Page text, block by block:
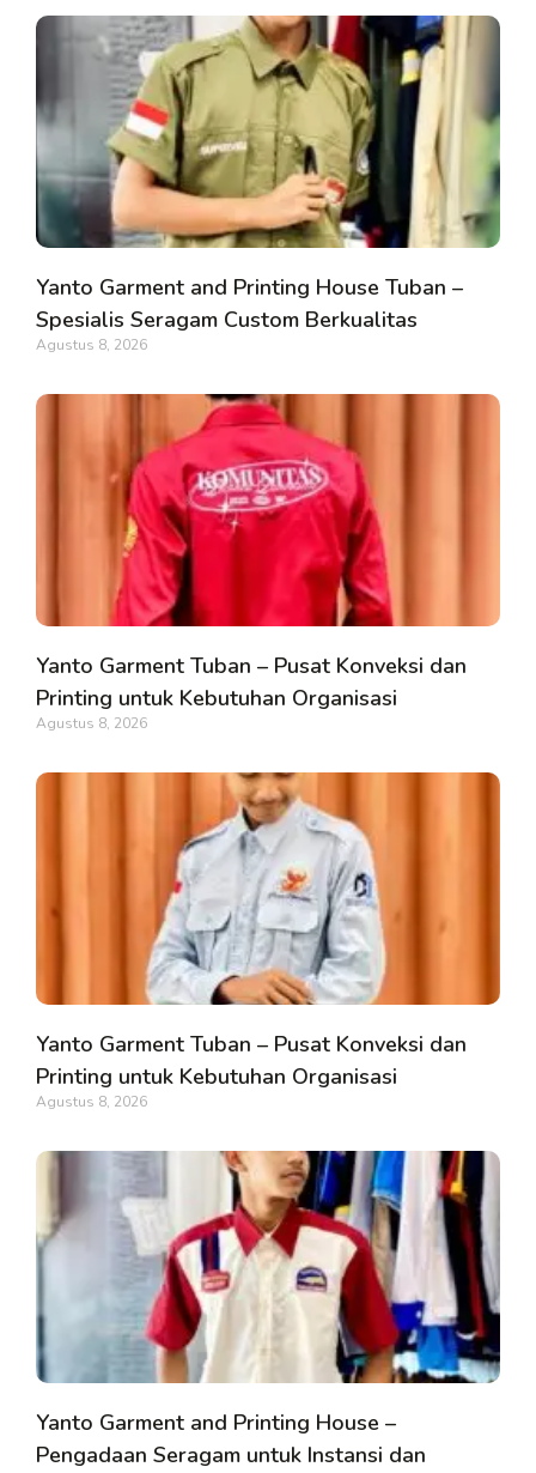
Yanto Garment and Printing House Tuban –
Spesialis Seragam Custom Berkualitas
Agustus 8, 2026
Yanto Garment Tuban – Pusat Konveksi dan
Printing untuk Kebutuhan Organisasi
Agustus 8, 2026
Yanto Garment Tuban – Pusat Konveksi dan
Printing untuk Kebutuhan Organisasi
Agustus 8, 2026
Yanto Garment and Printing House –
Pengadaan Seragam untuk Instansi dan